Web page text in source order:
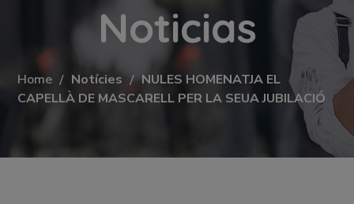
Noticias
Home Notícies
NULES HOMENATJA EL
CAPELLÀ DE MASCARELL PER LA SEUA JUBILACIÓ